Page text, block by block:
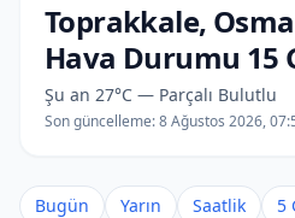
Toprakkale,
Hava Durumu 15
Şu an 27°C — Parçalı Bulutlu
Son güncelleme:8 Ağustos 2026,
Bugün Yarın Saatlik 5